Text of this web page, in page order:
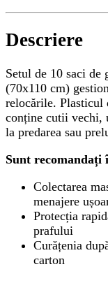
Descriere
Setul de 10 saci
(70x110 cm)
relocările. Plasticul
conține cutii vechi,
la predarea sau
Sunt recomandați
Colectarea
menajere
Protecția
prafului
Curățenia
carton